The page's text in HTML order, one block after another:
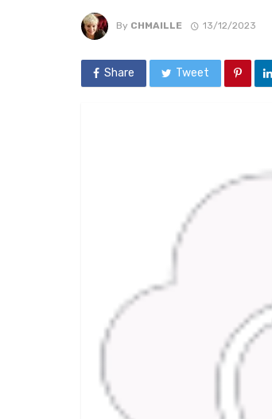
By CHMAILLE 13/12/2023
Share Tweet